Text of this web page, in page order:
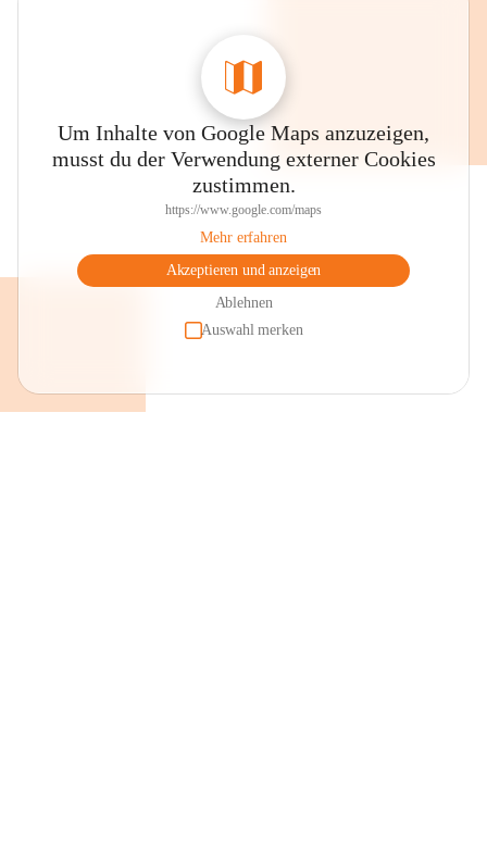
Um Inhalte von Google Maps anzuzeigen,
musst du der Verwendung externer Cookies
zustimmen.
https://www.google.com/maps
Mehr erfahren
Akzeptieren und anzeigen
Ablehnen
Auswahl merken